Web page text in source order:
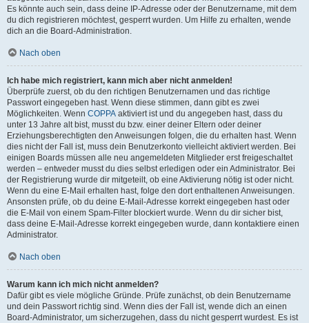
Es könnte auch sein, dass deine IP-Adresse oder der Benutzername, mit dem
du dich registrieren möchtest, gesperrt wurden. Um Hilfe zu erhalten, wende
dich an die Board-Administration.
Nach oben
Ich habe mich registriert, kann mich aber nicht anmelden!
Überprüfe zuerst, ob du den richtigen Benutzernamen und das richtige
Passwort eingegeben hast. Wenn diese stimmen, dann gibt es zwei
Möglichkeiten. Wenn COPPA aktiviert ist und du angegeben hast, dass du
unter 13 Jahre alt bist, musst du bzw. einer deiner Eltern oder deiner
Erziehungsberechtigten den Anweisungen folgen, die du erhalten hast. Wenn
dies nicht der Fall ist, muss dein Benutzerkonto vielleicht aktiviert werden. Bei
einigen Boards müssen alle neu angemeldeten Mitglieder erst freigeschaltet
werden – entweder musst du dies selbst erledigen oder ein Administrator. Bei
der Registrierung wurde dir mitgeteilt, ob eine Aktivierung nötig ist oder nicht.
Wenn du eine E-Mail erhalten hast, folge den dort enthaltenen Anweisungen.
Ansonsten prüfe, ob du deine E-Mail-Adresse korrekt eingegeben hast oder
die E-Mail von einem Spam-Filter blockiert wurde. Wenn du dir sicher bist,
dass deine E-Mail-Adresse korrekt eingegeben wurde, dann kontaktiere einen
Administrator.
Nach oben
Warum kann ich mich nicht anmelden?
Dafür gibt es viele mögliche Gründe. Prüfe zunächst, ob dein Benutzername
und dein Passwort richtig sind. Wenn dies der Fall ist, wende dich an einen
Board-Administrator, um sicherzugehen, dass du nicht gesperrt wurdest. Es ist